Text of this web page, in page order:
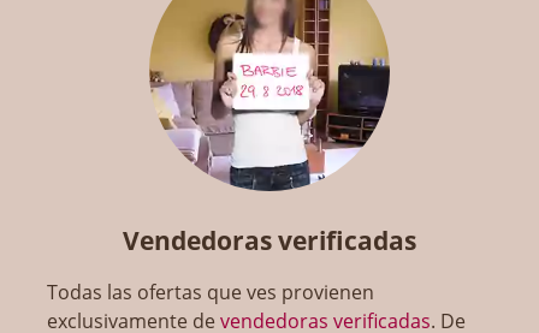
Vendedoras verificadas
Todas las ofertas que ves provienen
exclusivamente devendedoras verificadas. De